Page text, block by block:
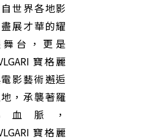
世界各地影
展才華的耀
舞台，更是
寶格麗
影藝術邂逅
，承襲著羅
血脈，
寶格麗